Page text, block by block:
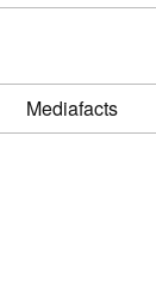
Mediafacts